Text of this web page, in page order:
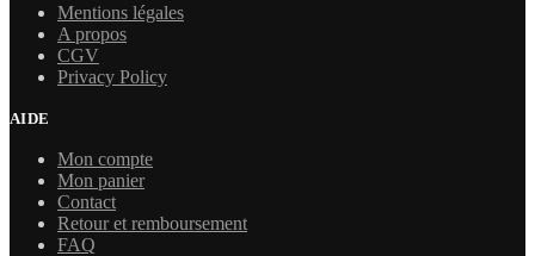
Mentions légales
A propos
CGV
Privacy Policy
AIDE
Mon compte
Mon panier
Contact
Retour et remboursement
FAQ